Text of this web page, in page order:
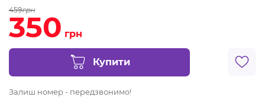
459грн
350 грн
Купити
Залиш номер - передзвонимо!